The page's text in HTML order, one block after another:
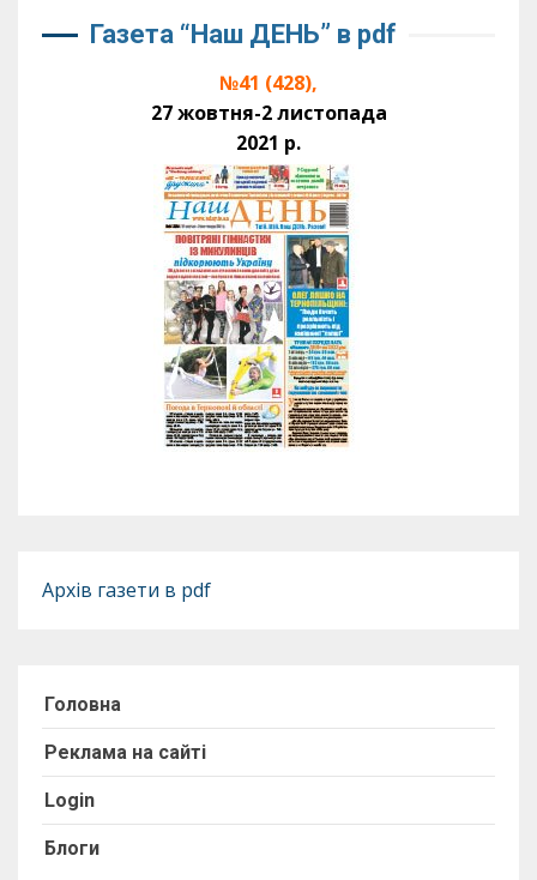
Газета “Наш ДЕНЬ” в pdf
№41 (428),
27 жовтня-2 листопада
2021 р.
Архів газети в pdf
Головна
Реклама на сайті
Login
Блоги